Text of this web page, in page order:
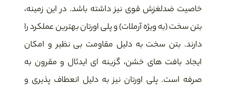
خاصیت ضدلغزش قوی نیز داشته باشد. در این زمینه،
بتن سخت (به ویژه آرملات) و پلی اورتان بهترین عملکرد را
دارند. بتن سخت به دلیل مقاومت بی نظیر و امکان
ایجاد بافت های خشن، گزینه ای ایدئال و مقرون به
صرفه است. پلی اورتان نیز به دلیل انعطاف پذیری و